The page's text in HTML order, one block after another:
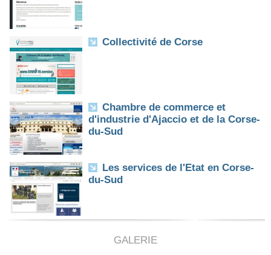
Collectivité de Corse
Chambre de commerce et
d'industrie d'Ajaccio et de la Corse-
du-Sud
Les services de l'Etat en Corse-
du-Sud
GALERIE